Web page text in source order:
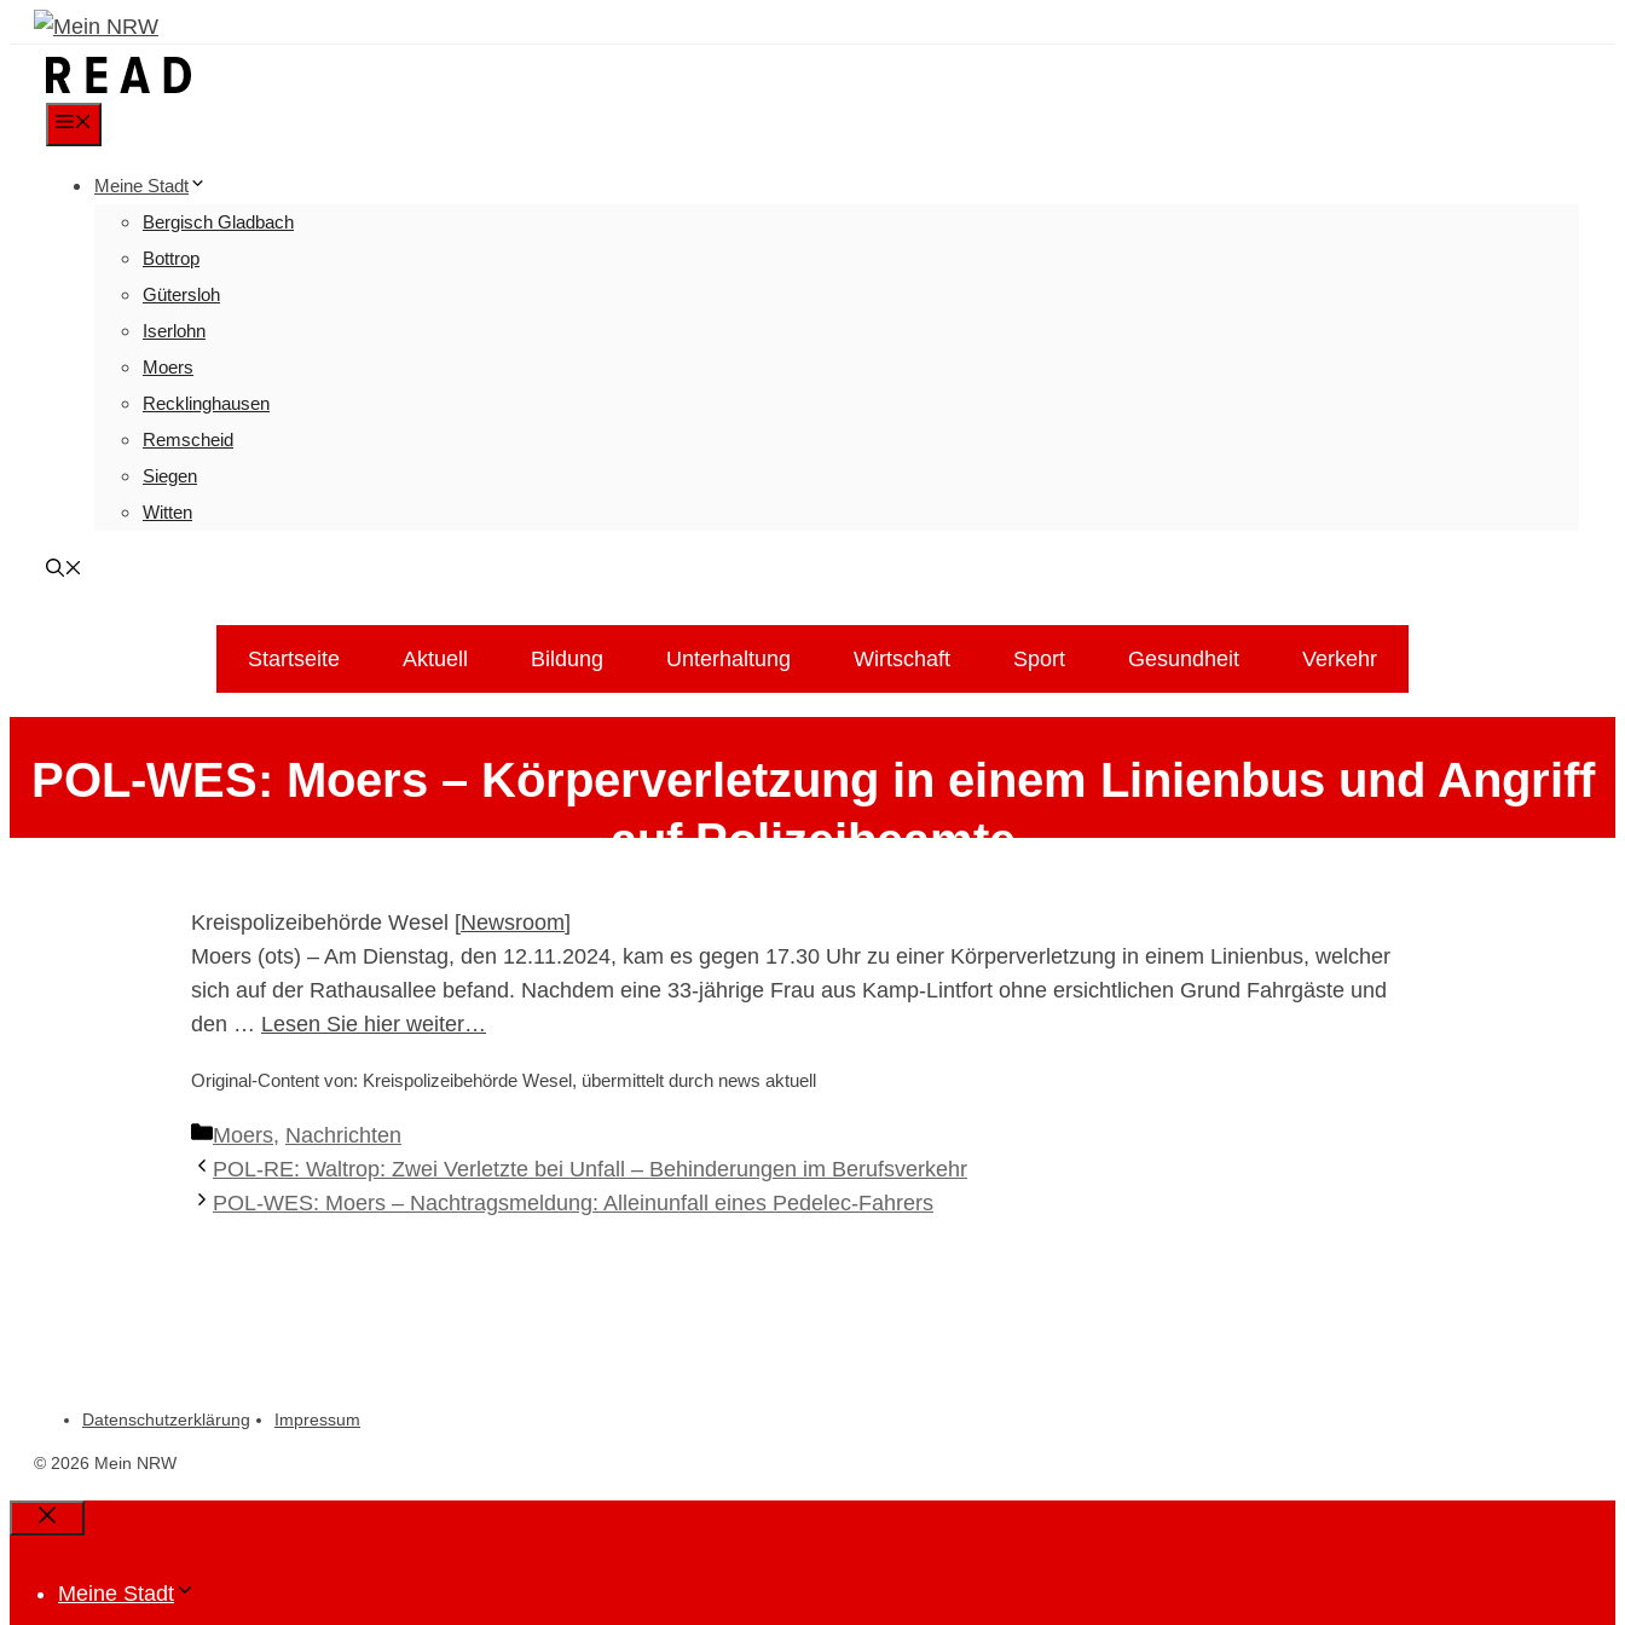
Meine Stadt
Bergisch Gladbach
Bottrop
Gütersloh
Iserlohn
Moers
Recklinghausen
Remscheid
Siegen
Witten
Startseite Aktuell Bildung Unterhaltung Wirtschaft Sport Gesundheit Verkehr
POL-WES: Moers – Körperverletzung in einem Linienbus und Angriff
auf Polizeibeamte
Kreispolizeibehörde Wesel [Newsroom]
Moers (ots) – Am Dienstag, den 12.11.2024, kam es gegen 17.30 Uhr zu einer Körperverletzung in einem Linienbus, welcher
sich auf der Rathausallee befand. Nachdem eine 33-jährige Frau aus Kamp-Lintfort ohne ersichtlichen Grund Fahrgäste und
den … Lesen Sie hier weiter…
Original-Content von: Kreispolizeibehörde Wesel, übermittelt durch news aktuell
Kategorien
Moers, Nachrichten
POL-RE: Waltrop: Zwei Verletzte bei Unfall – Behinderungen im Berufsverkehr
POL-WES: Moers – Nachtragsmeldung: Alleinunfall eines Pedelec-Fahrers
Datenschutzerklärung Impressum
© 2026 Mein NRW
Close
Meine Stadt